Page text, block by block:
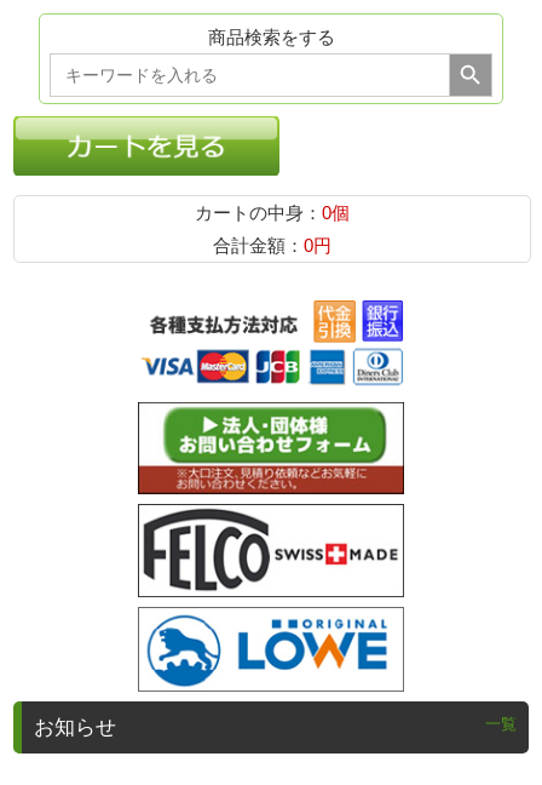
商品検索をする
Search
for:
Search Button
カートの中身： 0個
合計金額： 0円
お知らせ 一覧